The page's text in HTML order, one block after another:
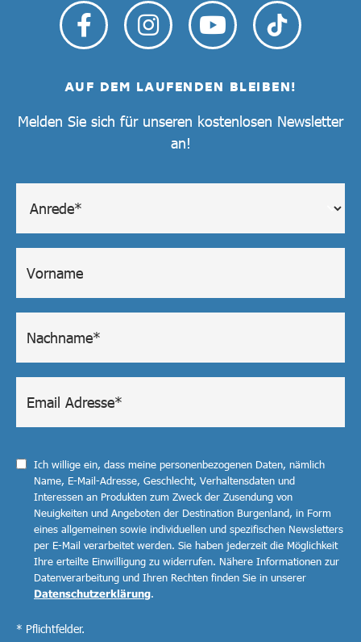
AUF DEM LAUFENDEN BLEIBEN!
Melden Sie sich für unseren kostenlosen Newsletter
an!
Ich willige ein, dass meine personenbezogenen Daten, nämlich
Name, E-Mail-Adresse, Geschlecht, Verhaltensdaten und
Interessen an Produkten zum Zweck der Zusendung von
Neuigkeiten und Angeboten der Destination Burgenland, in Form
eines allgemeinen sowie individuellen und spezifischen Newsletters
per E-Mail verarbeitet werden. Sie haben jederzeit die Möglichkeit
Ihre erteilte Einwilligung zu widerrufen. Nähere Informationen zur
Datenverarbeitung und Ihren Rechten finden Sie in unserer
Datenschutzerklärung.
* Pflichtfelder.